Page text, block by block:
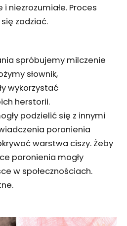
niezrozumiałe. Proces
zadziać.
spróbujemy milczenie
słownik,
wykorzystać
herstorii.
podzielić się z innymi
poronienia
warstwa ciszy. Żeby
poronienia mogły
w społecznościach.